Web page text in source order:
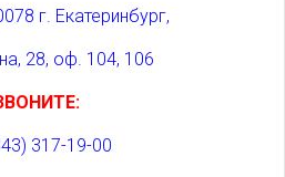
г. Екатеринбург,
28, оф. 104, 106
317-19-00